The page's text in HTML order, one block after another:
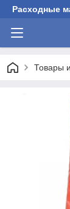
Расходные
Товары